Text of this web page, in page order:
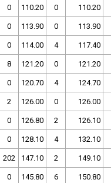
0 110.20 0 110.20
0 113.90 0 113.90
0 114.00 4 117.40
8 121.20 0 121.20
0 120.70 4 124.70
2 126.00 0 126.00
0 126.80 2 126.10
0 128.10 4 132.10
202 147.10 2 149.10
0 145.80 6 150.80